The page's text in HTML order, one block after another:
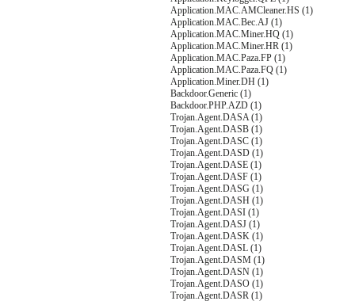
Application.MAC.AMCleaner.HS (1)
Application.MAC.Bec.AJ (1)
Application.MAC.Miner.HQ (1)
Application.MAC.Miner.HR (1)
Application.MAC.Paza.FP (1)
Application.MAC.Paza.FQ (1)
Application.Miner.DH (1)
Backdoor.Generic (1)
Backdoor.PHP.AZD (1)
Trojan.Agent.DASA (1)
Trojan.Agent.DASB (1)
Trojan.Agent.DASC (1)
Trojan.Agent.DASD (1)
Trojan.Agent.DASE (1)
Trojan.Agent.DASF (1)
Trojan.Agent.DASG (1)
Trojan.Agent.DASH (1)
Trojan.Agent.DASI (1)
Trojan.Agent.DASJ (1)
Trojan.Agent.DASK (1)
Trojan.Agent.DASL (1)
Trojan.Agent.DASM (1)
Trojan.Agent.DASN (1)
Trojan.Agent.DASO (1)
Trojan.Agent.DASR (1)